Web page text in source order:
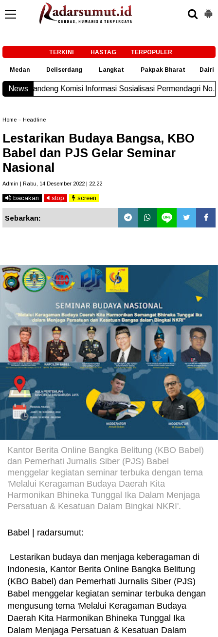
TERKINI HASTAG TERPOPULER
Medan Deliserdang Langkat Pakpak Bharat Dairi
NewsInformasi Sosialisasi Permendagri No. 2 Tahun 2026
Home Headline
Lestarikan Budaya Bangsa, KBO
Babel dan PJS Gelar Seminar
Nasional
Admin | Rabu, 14 Desember 2022 | 22.22
bacakan stop screen
Sebarkan:
Kantor Berita Online Bangka Belitung (KBO Babel)
dan Pemerhati Jurnalis Siber (PJS) Babel
menggelar kegiatan seminar terbuka dengan tema
'Melalui Keragaman Budaya Daerah Kita
Harmonikan Bhineka Tunggal Ika Dalam Menjaga
Persatuan & Kesatuan Dalam Bingkai NKRI'.
Babel | radarsumut:
Lestarikan budaya dan menjaga keberagaman di
Indonesia, Kantor Berita Online Bangka Belitung
(KBO Babel) dan Pemerhati Jurnalis Siber (PJS)
Babel menggelar kegiatan seminar terbuka dengan
mengusung tema 'Melalui Keragaman Budaya
Daerah Kita Harmonikan Bhineka Tunggal Ika
Dalam Menjaga Persatuan & Kesatuan Dalam